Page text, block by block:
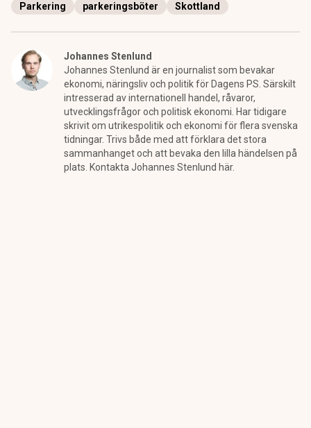
Parkering parkeringsböter Skottland
Johannes Stenlund
Johannes Stenlund är en journalist som bevakar
ekonomi, näringsliv och politik för Dagens PS. Särskilt
intresserad av internationell handel, råvaror,
utvecklingsfrågor och politisk ekonomi. Har tidigare
skrivit om utrikespolitik och ekonomi för flera svenska
tidningar. Trivs både med att förklara det stora
sammanhanget och att bevaka den lilla händelsen på
plats. Kontakta Johannes Stenlund här.